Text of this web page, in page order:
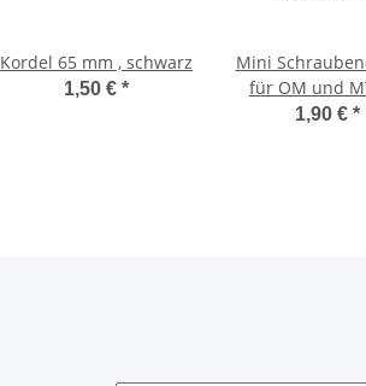
Kordel 65 mm , schwarz
1,50 € *
Mini
für OM und
1,90 € *